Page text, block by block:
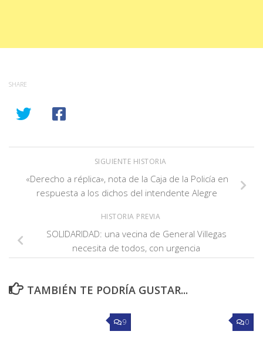
SHARE
SIGUIENTE HISTORIA
«Derecho a réplica», nota de la Caja de la Policía en
respuesta a los dichos del intendente Alegre
HISTORIA PREVIA
SOLIDARIDAD: una vecina de General Villegas
necesita de todos, con urgencia
TAMBIÉN TE PODRÍA GUSTAR...
9 0